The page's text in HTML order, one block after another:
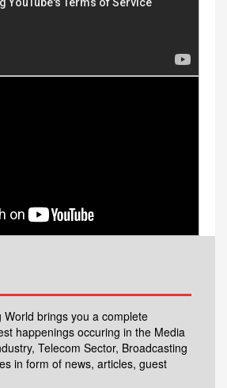
World brings you a complete
happenings occuring in the Media
Telecom Sector, Broadcasting
in form of news, articles, guest